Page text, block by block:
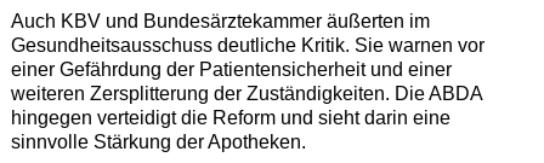
Auch KBV und Bundesärztekammer äußerten im
Gesundheitsausschuss deutliche Kritik. Sie warnen vor
einer Gefährdung der Patientensicherheit und einer
weiteren Zersplitterung der Zuständigkeiten. Die ABDA
hingegen verteidigt die Reform und sieht darin eine
sinnvolle Stärkung der Apotheken.